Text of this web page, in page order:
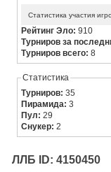
Статистика участия
Рейтинг Эло:910
Турниров за
Турниров всего:8
Статистика
Турниров:35
Пирамида:3
Пул:29
Снукер:2
ЛЛБ ID: 4150450